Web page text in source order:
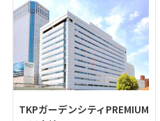
TKPガーデンシティPREMIUM